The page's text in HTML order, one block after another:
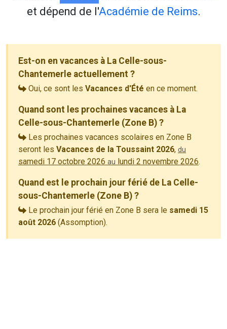
et dépend de l'Académie de Reims.
Est-on en vacances à La Celle-sous-
Chantemerle actuellement ?
Oui, ce sont les Vacances d'Été en ce moment.
Quand sont les prochaines vacances à La
Celle-sous-Chantemerle (Zone B) ?
Les prochaines vacances scolaires en Zone B
seront les Vacances de la Toussaint 2026, du
samedi 17 octobre 2026 au lundi 2 novembre 2026.
Quand est le prochain jour férié de La Celle-
sous-Chantemerle (Zone B) ?
Le prochain jour férié en Zone B sera le samedi 15
août 2026 (Assomption).